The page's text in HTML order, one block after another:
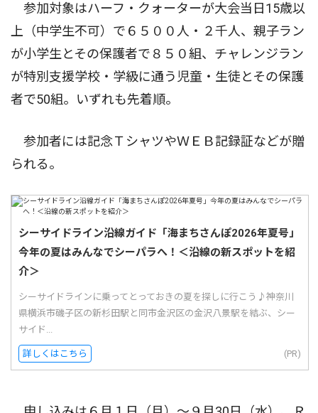
参加対象はハーフ・クォーターが大会当日15歳以
上（中学生不可）で６５００人・２千人、親子ラン
が小学生とその保護者で８５０組、チャレンジラン
が特別支援学校・学級に通う児童・生徒とその保護
者で50組。いずれも先着順。
参加者には記念ＴシャツやＷＥＢ記録証などが贈
られる。
シーサイドライン沿線ガイド「海まちさんぽ2026年夏号」
今年の夏はみんなでシーパラへ！＜沿線の新スポットを紹
介＞
シーサイドラインに乗ってとっておきの夏を探しに行こう♪神奈川
県横浜市磯子区の新杉田駅と同市金沢区の金沢八景駅を結ぶ、シー
サイド...
詳しくはこちら (PR)